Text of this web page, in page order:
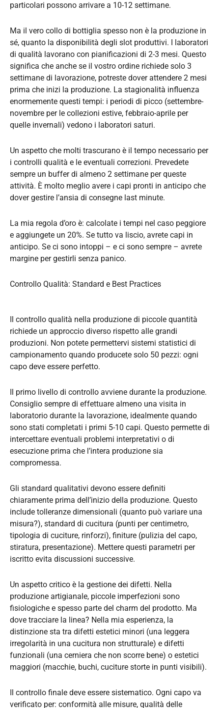
particolari possono arrivare a 10-12 settimane.
Ma il vero collo di bottiglia spesso non è la produzione in
sé, quanto la disponibilità degli slot produttivi. I laboratori
di qualità lavorano con pianificazioni di 2-3 mesi. Questo
significa che anche se il vostro ordine richiede solo 3
settimane di lavorazione, potreste dover attendere 2 mesi
prima che inizi la produzione. La stagionalità influenza
enormemente questi tempi: i periodi di picco (settembre-
novembre per le collezioni estive, febbraio-aprile per
quelle invernali) vedono i laboratori saturi.
Un aspetto che molti trascurano è il tempo necessario per
i controlli qualità e le eventuali correzioni. Prevedete
sempre un buffer di almeno 2 settimane per queste
attività. È molto meglio avere i capi pronti in anticipo che
dover gestire l’ansia di consegne last minute.
La mia regola d’oro è: calcolate i tempi nel caso peggiore
e aggiungete un 20%. Se tutto va liscio, avrete capi in
anticipo. Se ci sono intoppi – e ci sono sempre – avrete
margine per gestirli senza panico.
Controllo Qualità: Standard e Best Practices
Il controllo qualità nella produzione di piccole quantità
richiede un approccio diverso rispetto alle grandi
produzioni. Non potete permettervi sistemi statistici di
campionamento quando producete solo 50 pezzi: ogni
capo deve essere perfetto.
Il primo livello di controllo avviene durante la produzione.
Consiglio sempre di effettuare almeno una visita in
laboratorio durante la lavorazione, idealmente quando
sono stati completati i primi 5-10 capi. Questo permette di
intercettare eventuali problemi interpretativi o di
esecuzione prima che l’intera produzione sia
compromessa.
Gli standard qualitativi devono essere definiti
chiaramente prima dell’inizio della produzione. Questo
include tolleranze dimensionali (quanto può variare una
misura?), standard di cucitura (punti per centimetro,
tipologia di cuciture, rinforzi), finiture (pulizia del capo,
stiratura, presentazione). Mettere questi parametri per
iscritto evita discussioni successive.
Un aspetto critico è la gestione dei difetti. Nella
produzione artigianale, piccole imperfezioni sono
fisiologiche e spesso parte del charm del prodotto. Ma
dove tracciare la linea? Nella mia esperienza, la
distinzione sta tra difetti estetici minori (una leggera
irregolarità in una cucitura non strutturale) e difetti
funzionali (una cerniera che non scorre bene) o estetici
maggiori (macchie, buchi, cuciture storte in punti visibili).
Il controllo finale deve essere sistematico. Ogni capo va
verificato per: conformità alle misure, qualità delle